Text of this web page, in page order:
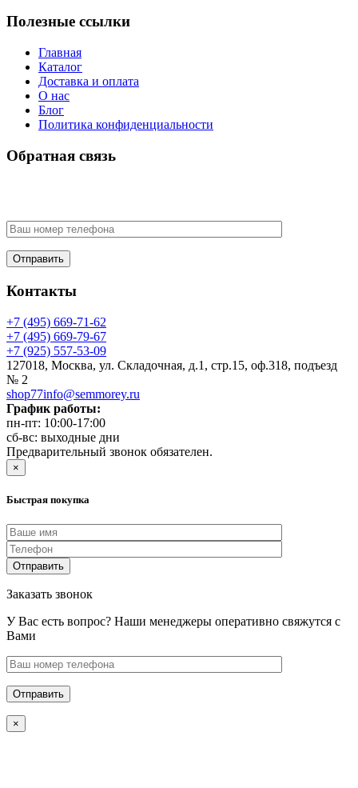
Полезные ссылки
Главная
Каталог
Доставка и оплата
О нас
Блог
Политика конфиденциальности
Обратная связь
Контакты
+7 (495) 669-71-62
+7 (495) 669-79-67
+7 (925) 557-53-09
127018, Москва, ул. Складочная, д.1, стр.15, оф.318, подъезд
№ 2
shop77info@semmorey.ru
График работы:
пн-пт: 10:00-17:00
сб-вс: выходные дни
Предварительный звонок обязателен.
×
Быстрая покупка
Заказать звонок
У Вас есть вопрос? Наши менеджеры оперативно свяжутся с
Вами
×